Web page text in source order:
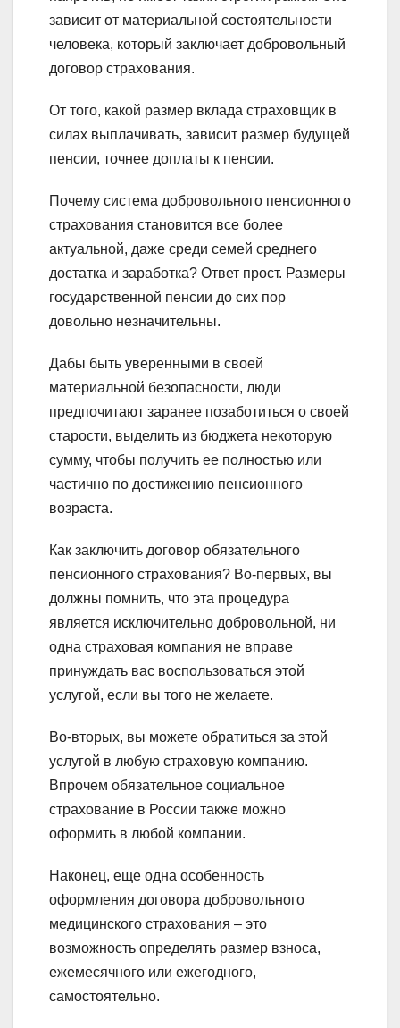
зависит от материальной состоятельности
человека, который заключает добровольный
договор страхования.
От того, какой размер вклада страховщик в
силах выплачивать, зависит размер будущей
пенсии, точнее доплаты к пенсии.
Почему система добровольного пенсионного
страхования становится все более
актуальной, даже среди семей среднего
достатка и заработка? Ответ прост. Размеры
государственной пенсии до сих пор
довольно незначительны.
Дабы быть уверенными в своей
материальной безопасности, люди
предпочитают заранее позаботиться о своей
старости, выделить из бюджета некоторую
сумму, чтобы получить ее полностью или
частично по достижению пенсионного
возраста.
Как заключить договор обязательного
пенсионного страхования? Во-первых, вы
должны помнить, что эта процедура
является исключительно добровольной, ни
одна страховая компания не вправе
принуждать вас воспользоваться этой
услугой, если вы того не желаете.
Во-вторых, вы можете обратиться за этой
услугой в любую страховую компанию.
Впрочем обязательное социальное
страхование в России также можно
оформить в любой компании.
Наконец, еще одна особенность
оформления договора добровольного
медицинского страхования – это
возможность определять размер взноса,
ежемесячного или ежегодного,
самостоятельно.